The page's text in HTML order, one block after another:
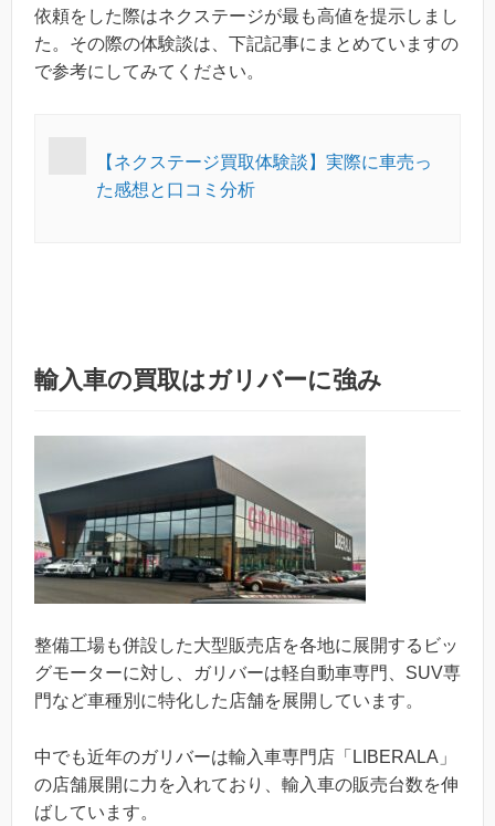
依頼をした際はネクステージが最も高値を提示しまし
た。その際の体験談は、下記記事にまとめていますの
で参考にしてみてください。
【ネクステージ買取体験談】実際に車売っ
た感想と口コミ分析
輸入車の買取はガリバーに強み
整備工場も併設した大型販売店を各地に展開するビッ
グモーターに対し、ガリバーは軽自動車専門、SUV専
門など車種別に特化した店舗を展開しています。
中でも近年のガリバーは輸入車専門店「LIBERALA」
の店舗展開に力を入れており、輸入車の販売台数を伸
ばしています。